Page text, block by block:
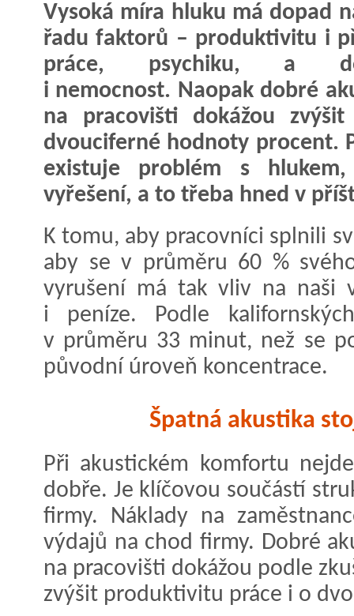
Vysoká míra hluku má dopad
řadu faktorů – produktivitu i
práce, psychiku, a
i nemocnost. Naopak dobré
na pracovišti dokážou
dvouciferné hodnoty procent.
existuje problém s
vyřešení, a to třeba hned v
K tomu, aby pracovníci splnili
aby se v průměru 60 %
vyrušení má tak vliv na naši
i peníze. Podle
v průměru 33 minut, než se
původní úroveň koncentrace.
Špatná akustika
Při akustickém komfortu
dobře. Je klíčovou součástí
firmy. Náklady na
výdajů na chod firmy. Dobré
na pracovišti dokážou podle
zvýšit produktivitu práce i o